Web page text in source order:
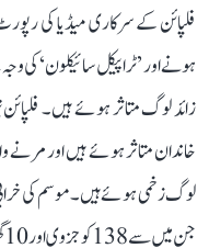
فلپائن کے سرکاری میڈیا کی
جن میں سے 138 کو جزوی اور 10 گھروں کو مکمل طور پر نقصان پہنچا ہے۔